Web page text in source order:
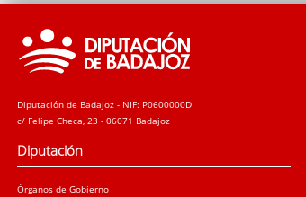
Diputación de Badajoz - NIF: P0600000D
c/ Felipe Checa, 23 - 06071 Badajoz
Diputación
Órganos de Gobierno